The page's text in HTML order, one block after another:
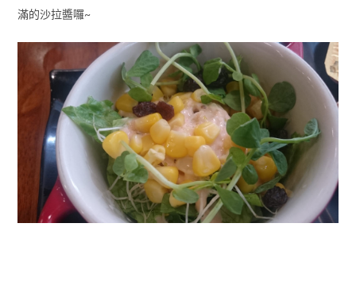
滿的沙拉醬囉~